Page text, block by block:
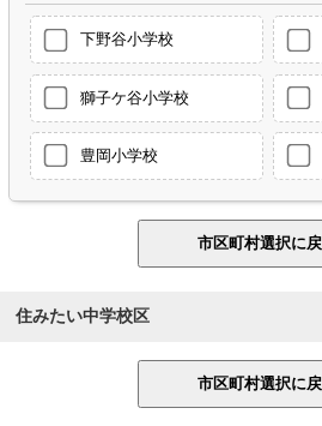
下野谷小学校
獅子ケ谷小学校
豊岡小学校
住みたい中学校区